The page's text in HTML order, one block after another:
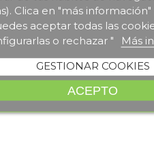
Clica en "más
aceptar todas las
o rechazar "
Más
GESTIONAR COOKIES
ACEPTO